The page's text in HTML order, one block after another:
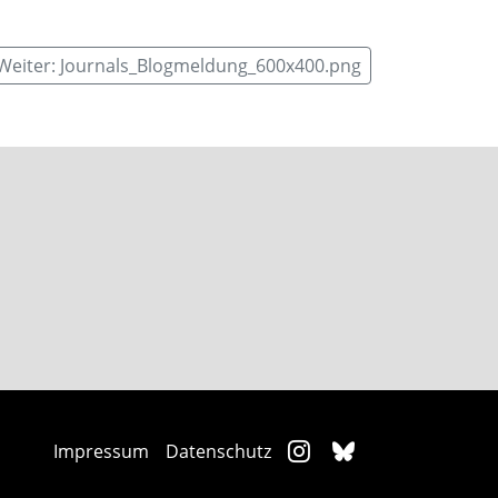
Journals_Blogmeldung_600x400.png
Impressum Datenschutz